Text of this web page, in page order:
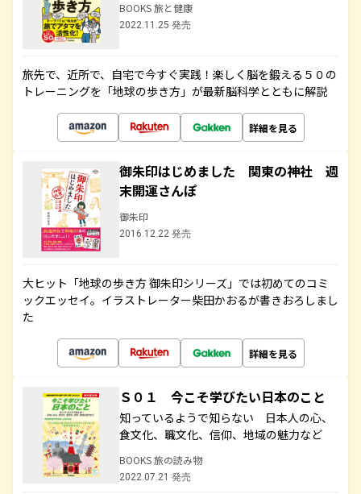
BOOKS 旅と健康
2022.11.25 発売
旅先で、近所で、自宅で今すぐ実践！楽しく脳を鍛える５０の
トレーニングを「地球の歩き方」が最新脳科学とともに解説
詳細を見る
御朱印はじめました 関東の神社 週
末開運さんぽ
御朱印
2016.12.22 発売
大ヒット「地球の歩き方 御朱印シリーズ」では初めてのコミ
ックエッセイ。イラストレーター柴田かおるが書きおろしまし
た
詳細を見る
Ｓ０１ 今こそ学びたい日本のこと
知っているようで知らない 日本人の心、
食文化、職文化、信仰、地域の魅力など
BOOKS 旅の読み物
2022.07.21 発売